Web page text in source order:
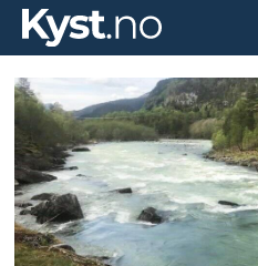
Tag:
uni
reseach